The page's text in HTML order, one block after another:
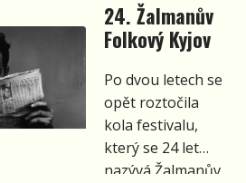
celé ČR a převážně
folkovou hudbu.
Vstupné na všechny
akce je jedinečné -
dobrovolné. V případě
deště se uskuteční
plánované koncerty
uvnitř. Přijďte si užít
24. Žalmanův
Folkový Kyjov
Po dvou letech se
opět roztočila
kola festivalu,
který se 24 let
nazývá Žalmanův